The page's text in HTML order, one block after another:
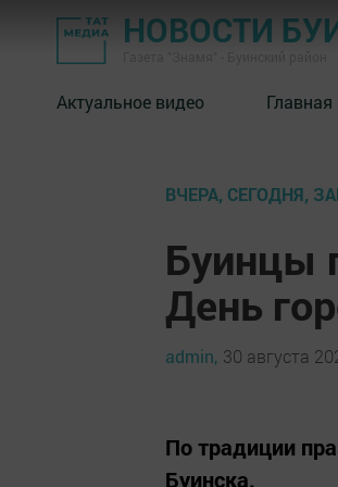
НОВОСТИ
Актуальное видео Главная
ВЧЕРА, СЕГОДНЯ,
Буинцы
День
admin, 30 августа
По традиции
Буинска.